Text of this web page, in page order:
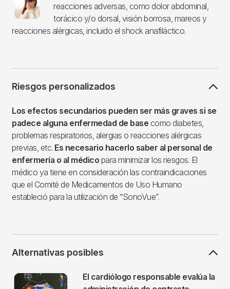
reacciones adversas, como dolor abdominal,
torácico y/o dorsal, visión borrosa, mareos y
reacciones alérgicas, incluido el shock anafiláctico.
Riesgos personalizados
Los efectos secundarios pueden ser más graves si se
padece alguna enfermedad de base como diabetes,
problemas respiratorios, alergias o reacciones alérgicas
previas, etc. Es necesario hacerlo saber al personal de
enfermería o al médico para minimizar los riesgos. El
médico ya tiene en consideración las contraindicaciones
que el Comité de Medicamentos de Uso Humano
estableció para la utilización de “SonoVue”.
Alternativas posibles
Imagen
El cardiólogo responsable evalúa la